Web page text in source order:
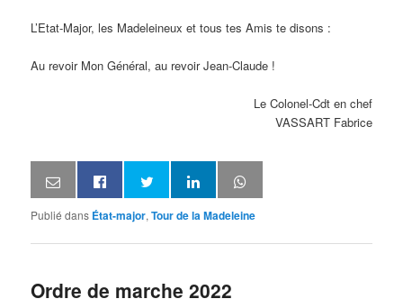
L’Etat-Major, les Madeleineux et tous tes Amis te disons :
Au revoir Mon Général, au revoir Jean-Claude !
Le Colonel-Cdt en chef
VASSART Fabrice
Publié dans État-major,Tour de la Madeleine
Ordre de marche 2022